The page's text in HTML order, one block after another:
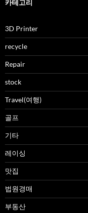
카테고리
3D Printer
recycle
Repair
stock
Travel(여행)
골프
기타
레이싱
맛집
법원경매
부동산